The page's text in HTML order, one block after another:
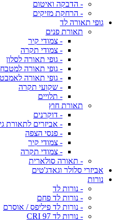
- הדבקה ואיטום
- הרחקת מזיקים
גופי תאורה לד
תאורת פנים
- צמודי קיר
- צמודי תקרה
- גופי תאורה לסלון
- גופי תאורה למטבח
- גופי תאורה
- שקועי תקרה
- תלויים
תאורת חוץ
- דוקרנים
- אביזרים לתאורת
- פנסי הצפה
- צמודי קיר
- צמודי תקרה
- תאורה סולארית
אביזרי סלולר וגאדג'טים
נורות
- נורות לד
- נורות לד פחם
- נורות לד פיליפס / אוסרם
- נורות לד CRI 97